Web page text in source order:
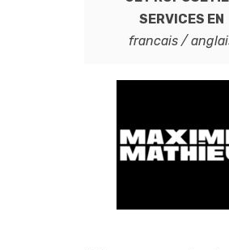
SERVICES EN
francais /